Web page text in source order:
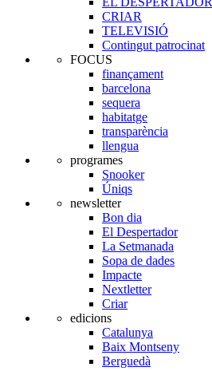
CRIAR
TELEVISIÓ
Contingut patrocinat
FOCUS
finançament
barcelona
sequera
habitatge
transparència
llengua
programes
Snooker
Úniqs
newsletter
Bon dia
El Despertador
La Setmanada
Sopa de dades
Impacte
Nextletter
Criar
edicions
Catalunya
Baix Montseny
Berguedà